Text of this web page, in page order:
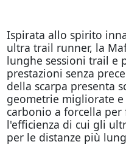
Ispirata allo spirito
ultra trail runner, la
lunghe sessioni trail e
prestazioni senza
della scarpa presenta
geometrie migliorate
carbonio a forcella
l'efficienza di cui gli
per le distanze più